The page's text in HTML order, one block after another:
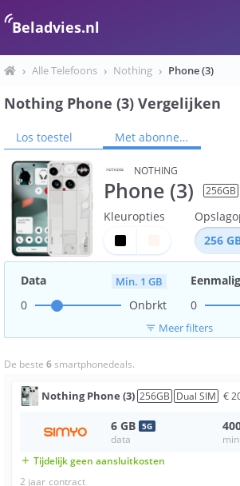
Beladvies.nl
› Alle Telefoons › Nothing › Phone (3)
Nothing Phone (3) Vergelijken
Los toestel Met abonnement
NOTHING
Phone (3) 256GB
Kleuropties
256
Data Min. 1 GB
0 Onbrkt
Eenmalig
0
filter_list Meer filters
De beste 6smartphonedeals.
Nothing Phone (3) 256GB Dual SIM €
6 GB 5G
data
2 jaar contract
add Tijdelijk geen aansluitkosten